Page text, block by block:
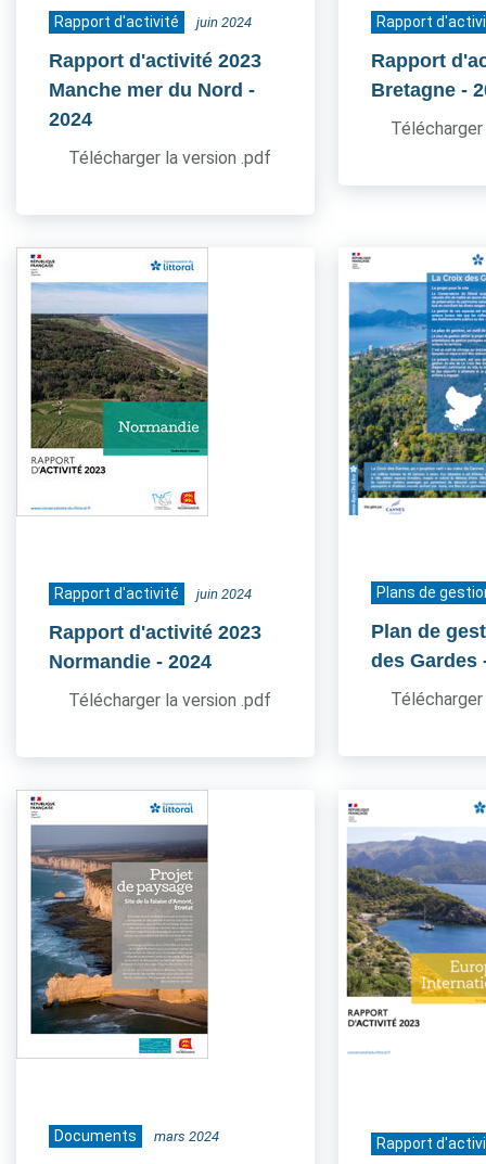
Rapport d'activité juin 2024
Rapport d'activité 2023
Manche mer du Nord -
2024
Télécharger la version .pdf
Rapport
Rapport
Bretagne -
Rapport d'activité juin 2024
Rapport d'activité 2023
Normandie - 2024
Télécharger la version .pdf
Plans de
Plan de
des Gardes
Documents mars 2024 Rapport